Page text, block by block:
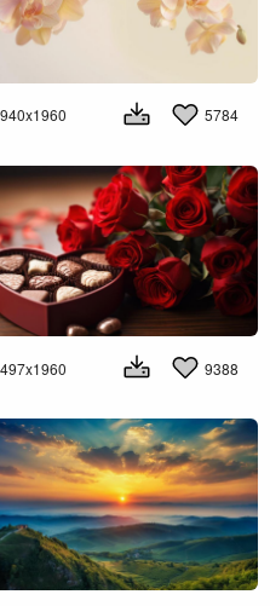
5784
9388